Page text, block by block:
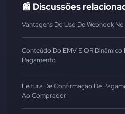
📰 Discussões
Vantagens Do Uso De Webhook No
Conteúdo Do EMV E QR Dinâmico
Pagamento
Leitura De Confirmação De
Ao Comprador